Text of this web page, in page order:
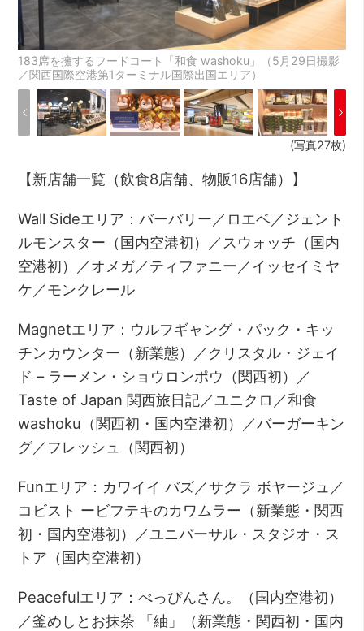
183席を擁するフードコート「和食 washoku」（5月29日撮影
／関西国際空港第1ターミナル国際出国エリア）
(写真27枚)
【新店舗一覧（飲食8店舗、物販16店舗）】
Wall Sideエリア：バーバリー／ロエベ／ジェント
ルモンスター（国内空港初）／スウォッチ（国内
空港初）／オメガ／ティファニー／イッセイミヤ
ケ／モンクレール
Magnetエリア：ウルフギャング・パック・キッ
チンカウンター（新業態）／クリスタル・ジェイ
ド – ラーメン・ショウロンポウ（関西初）／
Taste of Japan 関西旅日記／ユニクロ／和食
washoku（関西初・国内空港初）／バーガーキン
グ／フレッシュ（関西初）
Funエリア：カワイイ バズ／サクラ ボヤージュ／
コビスト ービフテキのカワムラー（新業態・関西
初・国内空港初）／ユニバーサル・スタジオ・ス
トア（国内空港初）
Peacefulエリア：べっぴんさん。（国内空港初）
／釜めしとお抹茶 「紬」（新業態・関西初・国内